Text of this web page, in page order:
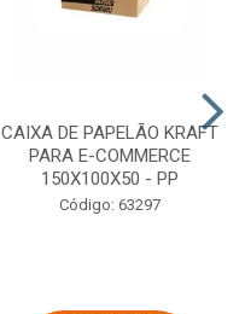
CAIXA DE PAPELÃO KRAFT
PARA E-COMMERCE
150X100X50 - PP
Código: 63297